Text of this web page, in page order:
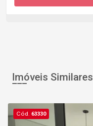
Imóveis Similares
Cód. 63330